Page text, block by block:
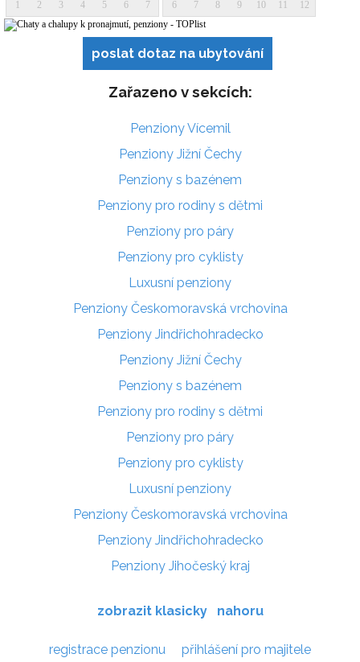
poslat dotaz na ubytování
Zařazeno v sekcích:
Penziony Vícemil
Penziony Jižní Čechy
Penziony s bazénem
Penziony pro rodiny s dětmi
Penziony pro páry
Penziony pro cyklisty
Luxusní penziony
Penziony Českomoravská vrchovina
Penziony Jindřichohradecko
Penziony Jižní Čechy
Penziony s bazénem
Penziony pro rodiny s dětmi
Penziony pro páry
Penziony pro cyklisty
Luxusní penziony
Penziony Českomoravská vrchovina
Penziony Jindřichohradecko
Penziony Jihočeský kraj
zobrazit klasicky nahoru
registrace penzionu přihlášení pro majitele